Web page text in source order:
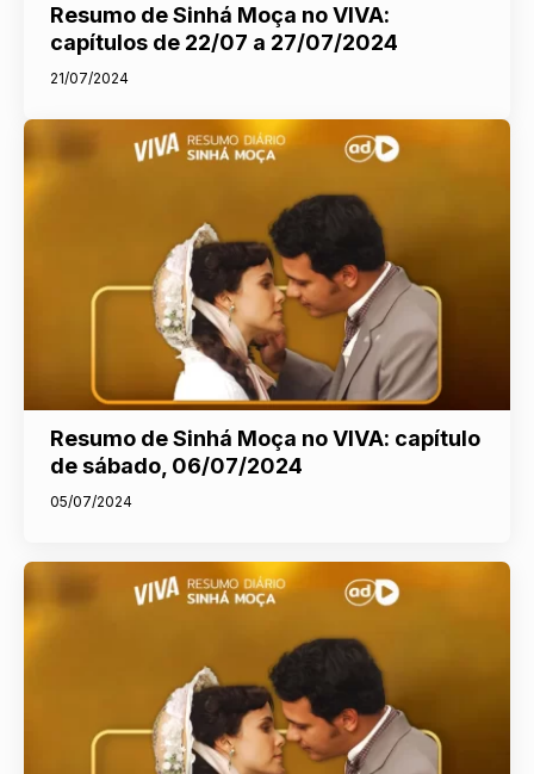
Resumo de Sinhá Moça no VIVA:
capítulos de 22/07 a 27/07/2024
21/07/2024
Resumo de Sinhá Moça no VIVA: capítulo
de sábado, 06/07/2024
05/07/2024